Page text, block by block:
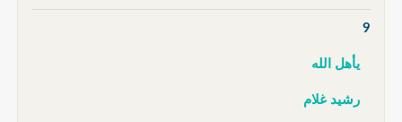
9
يأهل الله
رشيد غلام